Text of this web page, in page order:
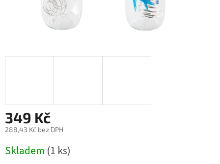
349 Kč
288,43 Kč bez DPH
cena:
Skladem (1 ks)